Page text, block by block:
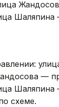
Шаляпина
—
Шаляпина
схеме.